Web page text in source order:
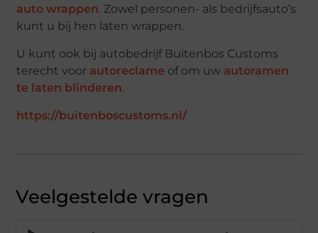
auto wrappen. Zowel personen- als bedrijfsauto’s
kunt u bij hen laten wrappen.
U kunt ook bij autobedrijf Buitenbos Customs
terecht voor autoreclame of om uw autoramen
te laten blinderen.
https://buitenboscustoms.nl/
Veelgestelde vragen